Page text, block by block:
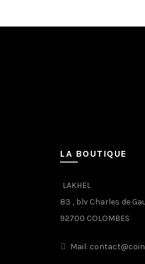
LA BOUTIQUE
LAKHEL
83 , blv Charles de
92700 COLOMBES
Mail: